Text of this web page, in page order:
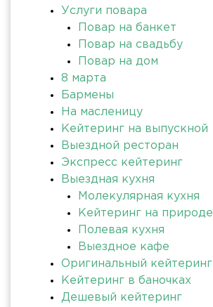
Услуги повара
Повар на банкет
Повар на свадьбу
Повар на дом
8 марта
Бармены
На масленицу
Кейтеринг на выпускной
Выездной ресторан
Экспресс кейтеринг
Выездная кухня
Молекулярная кухня
Кейтеринг на природе
Полевая кухня
Выездное кафе
Оригинальный кейтеринг
Кейтеринг в баночках
Дешевый кейтеринг